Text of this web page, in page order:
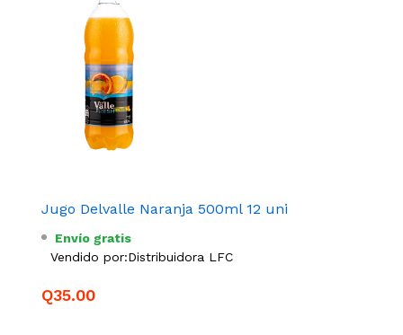
Jugo Delvalle Naranja 500ml 12 uni
Envío gratis
Vendido por:Distribuidora LFC
Q35.00